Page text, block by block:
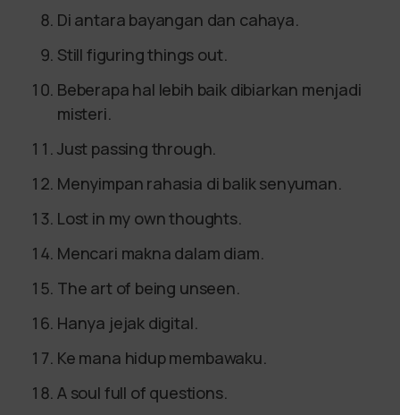
Di antara bayangan dan cahaya.
Still figuring things out.
Beberapa hal lebih baik dibiarkan menjadi
misteri.
Just passing through.
Menyimpan rahasia di balik senyuman.
Lost in my own thoughts.
Mencari makna dalam diam.
The art of being unseen.
Hanya jejak digital.
Ke mana hidup membawaku.
A soul full of questions.